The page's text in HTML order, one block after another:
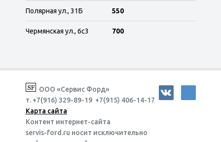
Полярная ул., 31Б 550
Чермянская ул., 6с3 700
ООО «Сервис Форд»
т. +7(916) 329-89-19 +7(915) 406-14-17
Карта сайта
Контент интернет-сайта
servis-ford.ru носит исключительно